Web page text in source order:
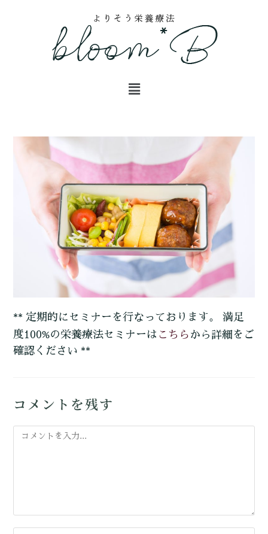
** 定期的にセミナーを行なっております。 満足
度100%の栄養療法セミナーは こちら から詳細をご
確認ください **
コメントを残す